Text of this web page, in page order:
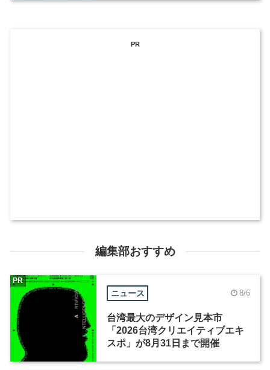
PR
編集部おすすめ
ニュース 8/6
台湾最大のデザイン見本市
「2026台湾クリエイティブエキ
スポ」が8月31日まで開催
PR